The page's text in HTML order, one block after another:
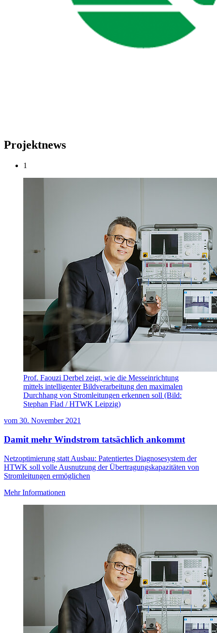
Projektnews
1
Prof. Faouzi Derbel zeigt, wie die Messeinrichtung
mittels intelligenter Bildverarbeitung den maximalen
Durchhang von Stromleitungen erkennen soll (Bild:
Stephan Flad / HTWK Leipzig)
vom 30. November 2021
Damit mehr Windstrom tatsächlich ankommt
Netzoptimierung statt Ausbau: Patentiertes Diagnosesystem der
HTWK soll volle Ausnutzung der Übertragungskapazitäten von
Stromleitungen ermöglichen
Mehr Informationen